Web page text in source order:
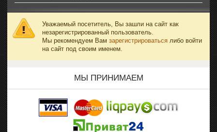
Уважаемый посетитель, Вы зашли на сайт как
незарегистрированный пользователь.
Мы рекомендуем Вам зарегистрироваться либо войти
на сайт под своим именем.
МЫ ПРИНИМАЕМ